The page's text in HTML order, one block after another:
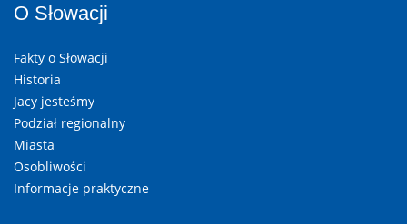
O Słowacji
Fakty o Słowacji
Historia
Jacy jesteśmy
Podział regionalny
Miasta
Osobliwości
Informacje praktyczne